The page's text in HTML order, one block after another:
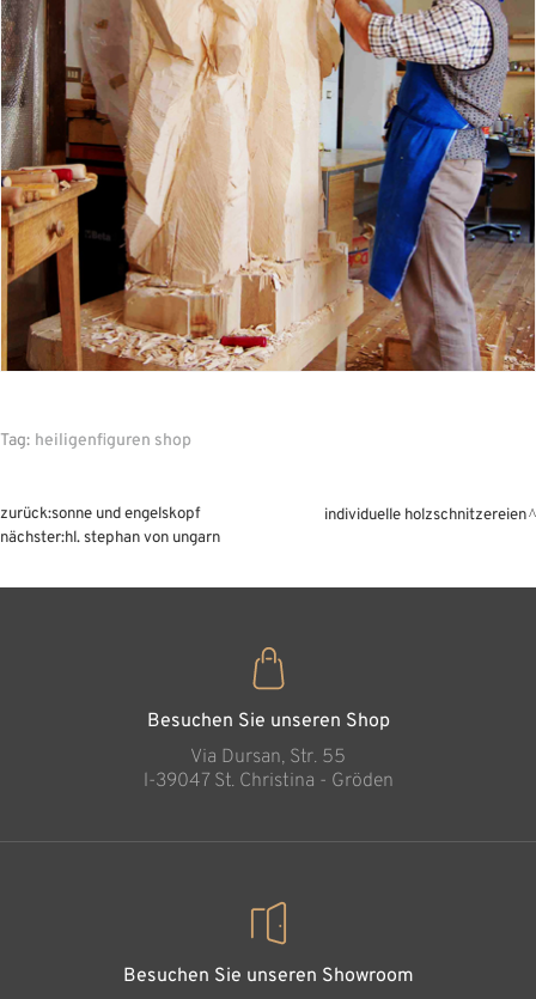
Tag: heiligenfiguren shop
zurück:sonne und engelskopf
nächster:hl. stephan von ungarn
individuelle holzschnitzereien
Besuchen Sie unseren Shop
Via Dursan, Str. 55
l-39047 St. Christina - Gröden
Besuchen Sie unseren Showroom